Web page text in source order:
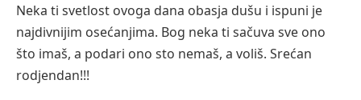
Neka ti svetlost ovoga dana obasja dušu i ispuni je
najdivnijim osećanjima. Bog neka ti sačuva sve ono
što imaš, a podari ono sto nemaš, a voliš. Srećan
rodjendan!!!